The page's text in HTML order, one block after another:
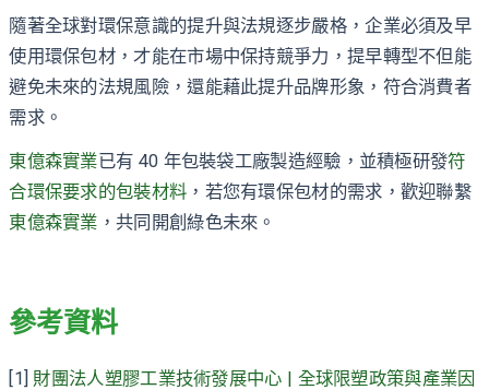
隨著全球對環保意識的提升與法規逐步嚴格，企業必須及早
使用環保包材，才能在市場中保持競爭力，提早轉型不但能
避免未來的法規風險，還能藉此提升品牌形象，符合消費者
需求。
東億森實業已有 40 年包裝袋工廠製造經驗，並積極研發符
合環保要求的包裝材料 ，若您有環保包材的需求，歡迎聯繫
東億森實業 ，共同開創綠色未來。
參考資料
[1] 財團法人塑膠工業技術發展中心 | 全球限塑政策與產業因